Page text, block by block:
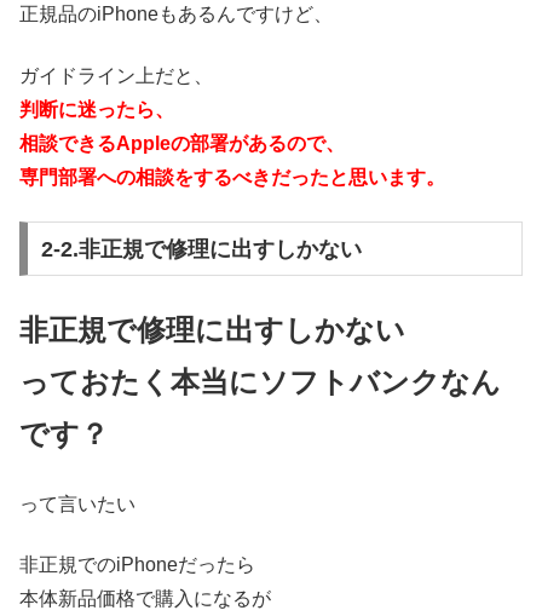
正規品のiPhoneもあるんですけど、
ガイドライン上だと、
判断に迷ったら、
相談できるAppleの部署があるので、
専門部署への相談をするべきだったと思います。
2-2.非正規で修理に出すしかない
非正規で修理に出すしかない
っておたく本当にソフトバンクなん
です？
って言いたい
非正規でのiPhoneだったら
本体新品価格で購入になるが